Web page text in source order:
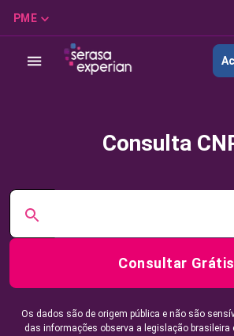
PME
Consulta
Consultar Grátis
Os dados são de origem pública e não são
das informações observa a legislação brasileira